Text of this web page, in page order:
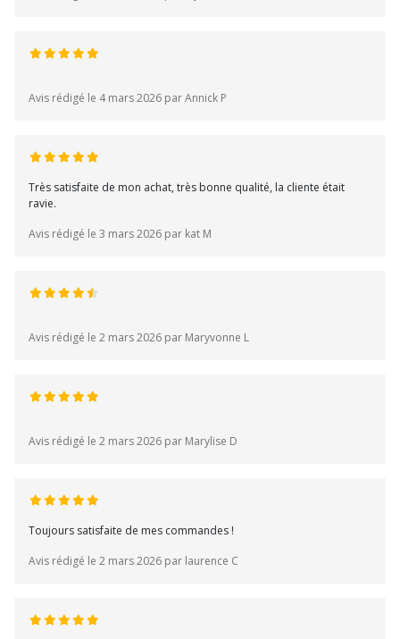
Avis rédigé le 4 mars 2026 par Annick P
Très satisfaite de mon achat, très bonne qualité, la cliente était
ravie.
Avis rédigé le 3 mars 2026 par kat M
Avis rédigé le 2 mars 2026 par Maryvonne L
Avis rédigé le 2 mars 2026 par Marylise D
Toujours satisfaite de mes commandes !
Avis rédigé le 2 mars 2026 par laurence C